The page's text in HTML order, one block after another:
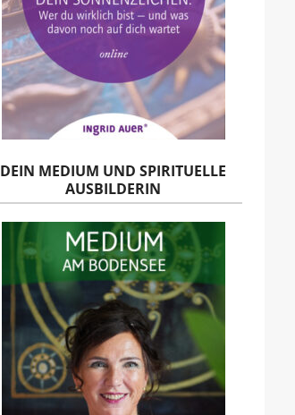
DEIN MEDIUM UND SPIRITUELLE
AUSBILDERIN